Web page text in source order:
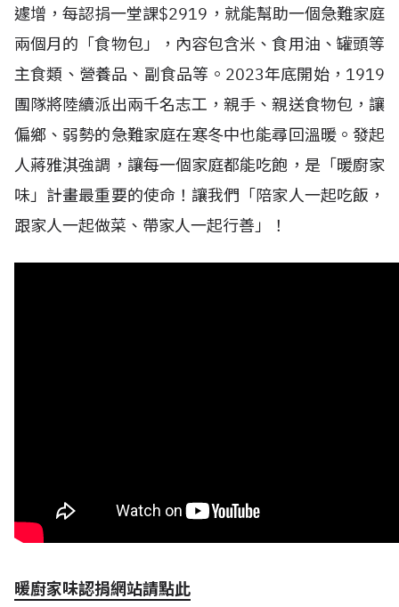
遽增，每認捐一堂課$2919，就能幫助一個急難家庭
兩個月的「食物包」，內容包含米、食用油、罐頭等
主食類、營養品、副食品等。2023年底開始，1919
團隊將陸續派出兩千名志工，親手、親送食物包，讓
偏鄉、弱勢的急難家庭在寒冬中也能尋回溫暖。發起
人蔣雅淇強調，讓每一個家庭都能吃飽，是「暖廚家
味」計畫最重要的使命！讓我們「陪家人一起吃飯，
跟家人一起做菜、帶家人一起行善」！
暖廚家味認捐網站請點此